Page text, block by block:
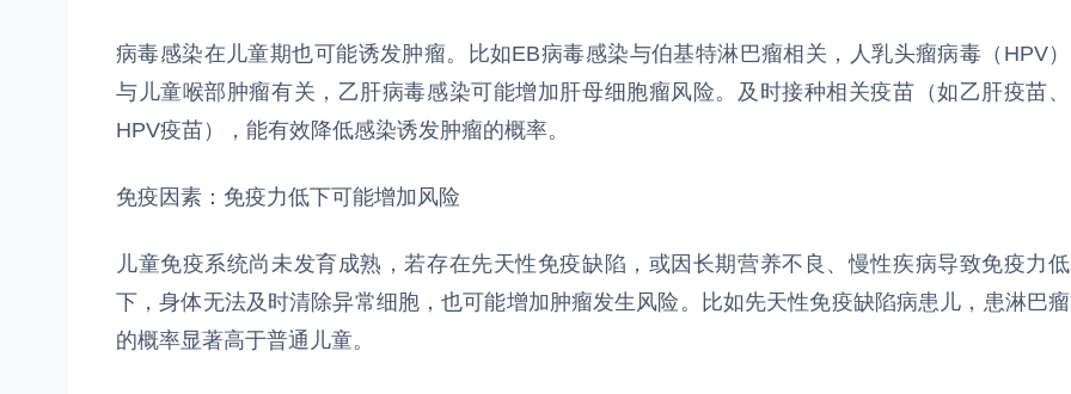
病毒感染在儿童期也可能诱发肿瘤。比如EB病毒感染与伯基特淋巴瘤相关，人乳头瘤病毒（HPV）
与儿童喉部肿瘤有关，乙肝病毒感染可能增加肝母细胞瘤风险。及时接种相关疫苗（如乙肝疫苗、
HPV疫苗），能有效降低感染诱发肿瘤的概率。
免疫因素：免疫力低下可能增加风险
儿童免疫系统尚未发育成熟，若存在先天性免疫缺陷，或因长期营养不良、慢性疾病导致免疫力低
下，身体无法及时清除异常细胞，也可能增加肿瘤发生风险。比如先天性免疫缺陷病患儿，患淋巴瘤
的概率显著高于普通儿童。